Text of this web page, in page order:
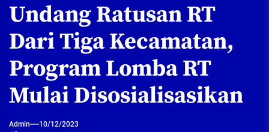
Undang Ratusan RT
Dari Tiga Kecamatan,
Program Lomba RT
Mulai Disosialisasikan
Admin 10/12/2023